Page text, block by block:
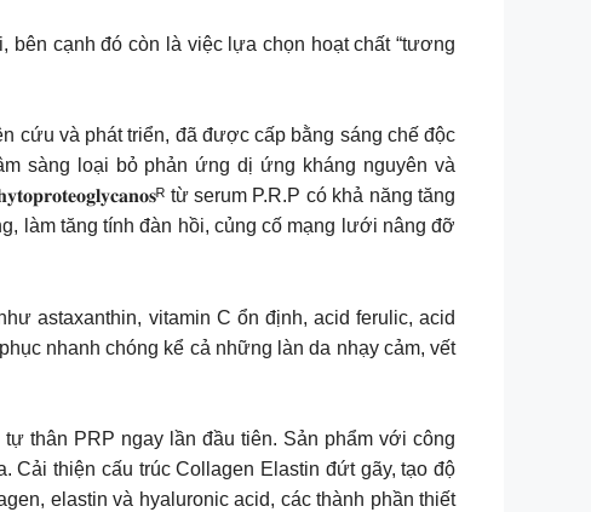
cạnh đó còn là việc lựa chọn hoạt chất “tương
cứu và phát triển, đã được cấp bằng sáng chế độc
sàng loại bỏ phản ứng dị ứng kháng nguyên và
từ serum P.R.P có khả năng tăng
làm tăng tính đàn hồi, củng cố mạng lưới nâng đỡ
astaxanthin, vitamin C ổn định, acid ferulic, acid
nhanh chóng kể cả những làn da nhạy cảm, vết
thân PRP ngay lần đầu tiên. Sản phẩm với công
Cải thiện cấu trúc Collagen Elastin đứt gãy, tạo độ
elastin và hyaluronic acid, các thành phần thiết